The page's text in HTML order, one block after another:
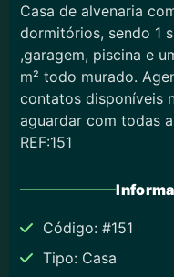
Casa de alvenaria
dormitórios, sendo 1
,garagem, piscina e
m² todo murado.
contatos disponíveis
aguardar com todas
REF:151
Código: #151
Tipo: Casa